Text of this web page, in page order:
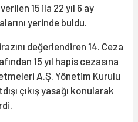
15 ila 22 yıl 6 ay
yerinde buldu.
değerlendiren 14. Ceza
15 yıl hapis cezasına
A.Ş. Yönetim Kurulu
çıkış yasağı konularak